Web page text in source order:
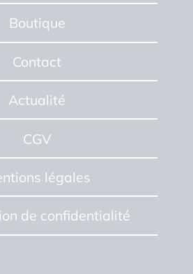
Boutique
Contact
Actualité
CGV
légales
de confidentialité